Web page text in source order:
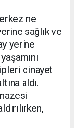
sağlık ve
yerine
cinayet
aldı.